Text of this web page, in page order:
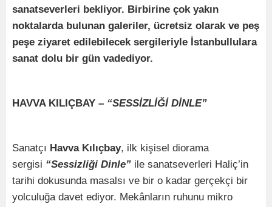
sanatseverleri bekliyor. Birbirine çok yakın
noktalarda bulunan galeriler, ücretsiz olarak ve peş
peşe ziyaret edilebilecek sergileriyle İstanbullulara
sanat dolu bir gün vadediyor.
HAVVA KILIÇBAY – “SESSİZLİĞİ DİNLE”
Sanatçı Havva Kılıçbay, ilk kişisel diorama
sergisi “Sessizliği Dinle” ile sanatseverleri Haliç’in
tarihi dokusunda masalsı ve bir o kadar gerçekçi bir
yolculuğa davet ediyor. Mekânların ruhunu mikro